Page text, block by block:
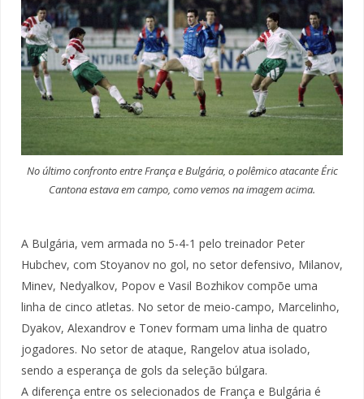
No último confronto entre França e Bulgária, o polêmico atacante Éric
Cantona estava em campo, como vemos na imagem acima.
A Bulgária, vem armada no 5-4-1 pelo treinador Peter
Hubchev, com Stoyanov no gol, no setor defensivo, Milanov,
Minev, Nedyalkov, Popov e Vasil Bozhikov compõe uma
linha de cinco atletas. No setor de meio-campo, Marcelinho,
Dyakov, Alexandrov e Tonev formam uma linha de quatro
jogadores. No setor de ataque, Rangelov atua isolado,
sendo a esperança de gols da seleção búlgara.
A diferença entre os selecionados de França e Bulgária é